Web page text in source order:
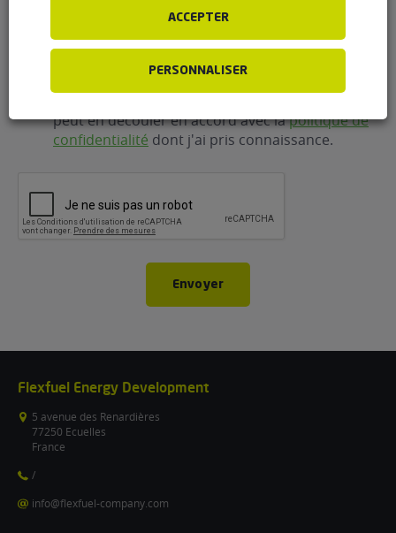
RGPDJ'accepte que FlexFuel Energy Development
collecte et utilise les données personnelles
peut en découler en accord avec lapolitique de
confidentialité dont j'ai pris connaissance.
Envoyer
Flexfuel Energy Development
5 avenue des Renardières
77250 Ecuelles
France
/
info@flexfuel-company.com
ACCEPTER
PERSONNALISER